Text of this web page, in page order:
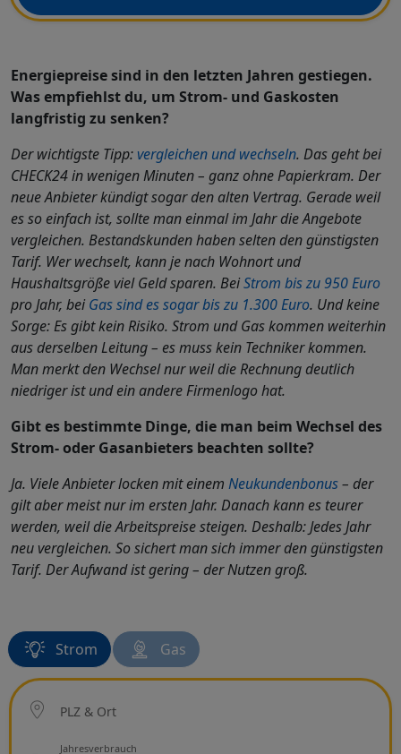
Energiepreise sind in den letzten Jahren gestiegen.
Was empfiehlst du, um Strom- und Gaskosten
langfristig zu senken?
Der wichtigste Tipp: vergleichen und wechseln. Das geht bei
CHECK24 in wenigen Minuten – ganz ohne Papierkram. Der
neue Anbieter kündigt sogar den alten Vertrag. Gerade weil
es so einfach ist, sollte man einmal im Jahr die Angebote
vergleichen. Bestandskunden haben selten den günstigsten
Tarif. Wer wechselt, kann je nach Wohnort und
Haushaltsgröße viel Geld sparen. BeiStrom bis zu 950 Euro
pro Jahr, bei Gas sind es sogar bis zu 1.300 Euro. Und keine
Sorge: Es gibt kein Risiko. Strom und Gas kommen weiterhin
aus derselben Leitung – es muss kein Techniker kommen.
Man merkt den Wechsel nur weil die Rechnung deutlich
niedriger ist und ein andere Firmenlogo hat.
Gibt es bestimmte Dinge, die man beim Wechsel des
Strom- oder Gasanbieters beachten sollte?
Ja. Viele Anbieter locken mit einem Neukundenbonus– der
gilt aber meist nur im ersten Jahr. Danach kann es teurer
werden, weil die Arbeitspreise steigen. Deshalb: Jedes Jahr
neu vergleichen. So sichert man sich immer den günstigsten
Tarif. Der Aufwand ist gering – der Nutzen groß.
Strom Gas
PLZ & Ort
Ort
Netzbetreiber
Jahresverbrauch